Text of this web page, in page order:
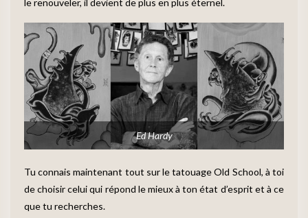
Ed Hardy
Tu connais maintenant tout sur le tatouage Old School, à toi
de choisir celui qui répond le mieux à ton état d’esprit et à ce
que tu recherches.